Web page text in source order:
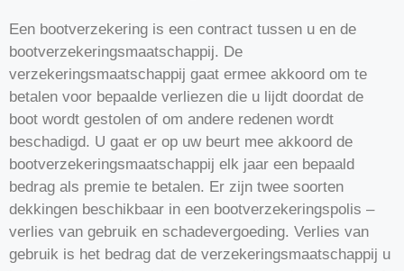
Een bootverzekering is een contract tussen u en de
bootverzekeringsmaatschappij. De
verzekeringsmaatschappij gaat ermee akkoord om te
betalen voor bepaalde verliezen die u lijdt doordat de
boot wordt gestolen of om andere redenen wordt
beschadigd. U gaat er op uw beurt mee akkoord de
bootverzekeringsmaatschappij elk jaar een bepaald
bedrag als premie te betalen. Er zijn twee soorten
dekkingen beschikbaar in een bootverzekeringspolis –
verlies van gebruik en schadevergoeding. Verlies van
gebruik is het bedrag dat de verzekeringsmaatschappij u